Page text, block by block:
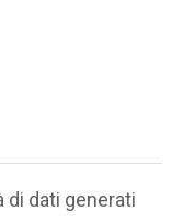
di dati generati